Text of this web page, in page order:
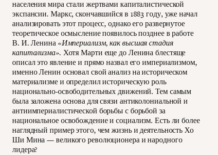
населения мира стали жертвами капиталистической
экспансии. Маркс, скончавшийся в 1883 году, уже начал
анализировать этот процесс, однако его развернутое
теоретическое осмысление появилось позднее в работе
В. И. Ленина «Империализм, как высшая стадия
капитализма». Хотя Марти еще до Ленина блестяще
описал это явление и прямо назвал его империализмом,
именно Ленин основал свой анализ на историческом
материализме и определил историческую роль
национально-освободительных движений. Тем самым
была заложена основа для связи антиколониальной и
антиимпериалистической борьбы с борьбой за
национальное освобождение и социализм. Есть ли более
наглядный пример этого, чем жизнь и деятельность Хо
Ши Мина — великого революционера и народного
лидера?